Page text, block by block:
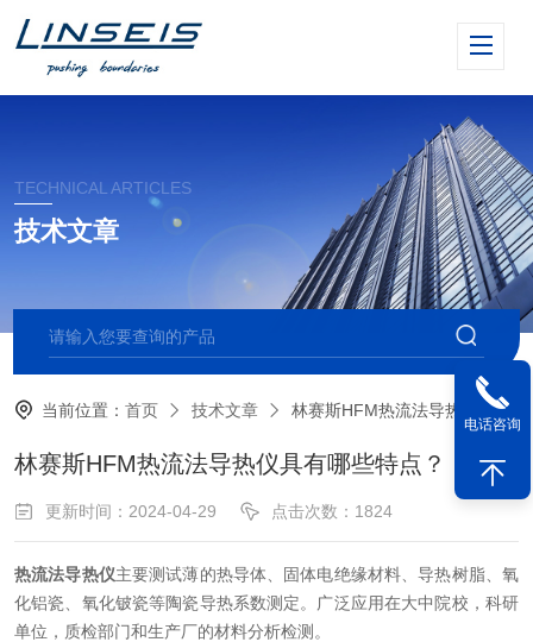
TECHNICAL ARTICLES
技术文章
当前位置：首页 技术文章 林赛斯HFM热流法导热仪具有哪些特点？
林赛斯HFM热流法导热仪具有哪些特点？
更新时间：2024-04-29 点击次数：1824
热流法导热仪主要测试薄的热导体、固体电绝缘材料、导热树脂、氧
化铝瓷、氧化铍瓷等陶瓷导热系数测定。广泛应用在大中院校，科研
单位，质检部门和生产厂的材料分析检测。
电话咨询